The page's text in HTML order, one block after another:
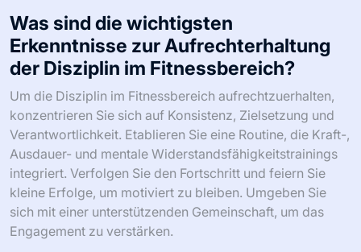
Was sind die wichtigsten
Erkenntnisse zur Aufrechterhaltung
der Disziplin im Fitnessbereich?
Um die Disziplin im Fitnessbereich aufrechtzuerhalten,
konzentrieren Sie sich auf Konsistenz, Zielsetzung und
Verantwortlichkeit. Etablieren Sie eine Routine, die Kraft-,
Ausdauer- und mentale Widerstandsfähigkeitstrainings
integriert. Verfolgen Sie den Fortschritt und feiern Sie
kleine Erfolge, um motiviert zu bleiben. Umgeben Sie
sich mit einer unterstützenden Gemeinschaft, um das
Engagement zu verstärken.